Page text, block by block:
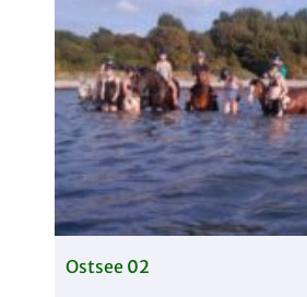
Ostsee 02